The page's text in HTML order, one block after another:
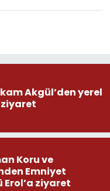
Akgül’den yerel
ziyaret
Koru ve
Emniyet
Erol’a ziyaret